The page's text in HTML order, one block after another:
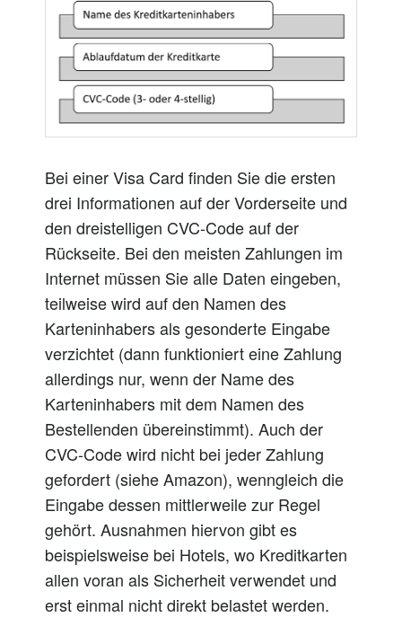
Bei einer Visa Card finden Sie die ersten
drei Informationen auf der Vorderseite und
den dreistelligen CVC-Code auf der
Rückseite. Bei den meisten Zahlungen im
Internet müssen Sie alle Daten eingeben,
teilweise wird auf den Namen des
Karteninhabers als gesonderte Eingabe
verzichtet (dann funktioniert eine Zahlung
allerdings nur, wenn der Name des
Karteninhabers mit dem Namen des
Bestellenden übereinstimmt). Auch der
CVC-Code wird nicht bei jeder Zahlung
gefordert (siehe Amazon), wenngleich die
Eingabe dessen mittlerweile zur Regel
gehört. Ausnahmen hiervon gibt es
beispielsweise bei Hotels, wo Kreditkarten
allen voran als Sicherheit verwendet und
erst einmal nicht direkt belastet werden.